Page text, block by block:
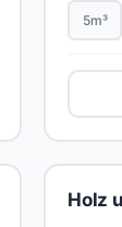
5m³
Holz